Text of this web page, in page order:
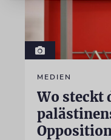
MEDIEN
Wo steckt